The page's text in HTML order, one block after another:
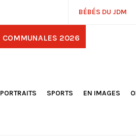
BÉBÉS DU JDM
COMMUNALES 2026
PORTRAITS
SPORTS
EN IMAGES